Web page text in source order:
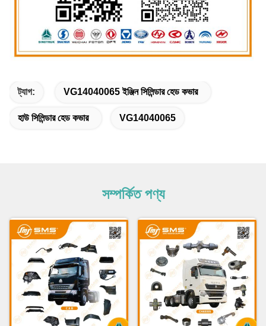
ট্যাগ: VG14040065 ইঞ্জিন সিলিন্ডার হেড কভার
হাউ সিলিন্ডার হেড কভার VG14040065
সম্পর্কিত পণ্য